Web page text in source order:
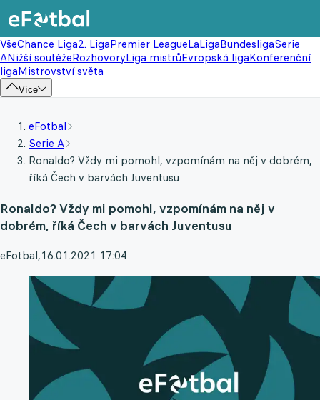
VšeChance Liga2. LigaPremier LeagueLaLigaBundesligaSerie
ANižší soutěžeRozhovoryLiga mistrůEvropská ligaKonferenční
ligaMistrovství světa
Více
eFotbal
Serie A
Ronaldo? Vždy mi pomohl, vzpomínám na něj v dobrém,
říká Čech v barvách Juventusu
Ronaldo? Vždy mi pomohl, vzpomínám na něj v
dobrém, říká Čech v barvách Juventusu
eFotbal,16.01.2021 17:04